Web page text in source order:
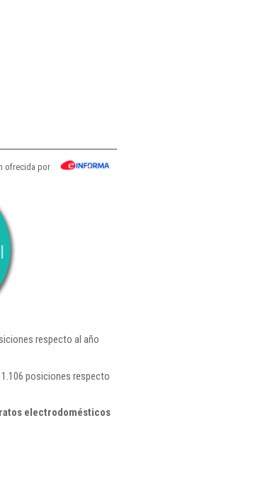
ofrecida por
respecto al año
posiciones respecto
electrodomésticos